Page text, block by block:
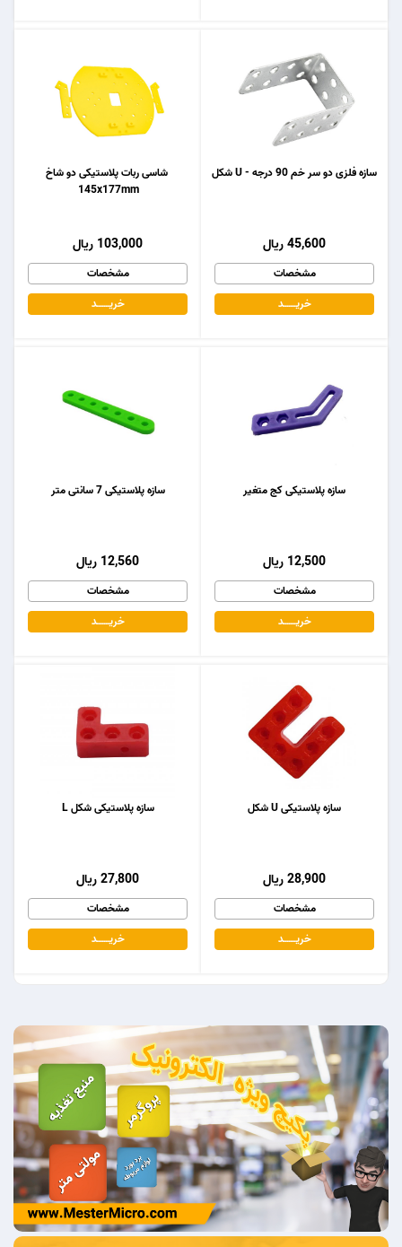
شاسی ربات پلاستیکی دو شاخ
145x177mm
103,000 ریال
مشخصات
خریـــــــد
سازه فلزی دو سر خم 90 درجه - U شکل
45,600 ریال
مشخصات
خریـــــــد
سازه پلاستیکی 7 سانتی متر
12,560 ریال
مشخصات
خریـــــــد
سازه پلاستیکی کج متغیر
12,500 ریال
مشخصات
خریـــــــد
سازه پلاستیکی شکل L
27,800 ریال
مشخصات
خریـــــــد
سازه پلاستیکی U شکل
28,900 ریال
مشخصات
خریـــــــد